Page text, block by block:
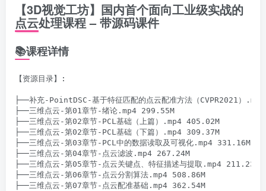
【3D视觉工坊】国内首个面向工业级实战的
点云处理课程 – 带源码课件
📚课程详情
【资源目录】:
├──补充-PointDSC-基于特征匹配的点云配准方法（CVPR2021）
├──三维点云-第01章节-绪论.mp4 299.55M
├──三维点云-第02章节-PCL基础（上篇）.mp4 405.02M
├──三维点云-第02章节-PCL基础（下篇）.mp4 309.37M
├──三维点云-第03章节-PCL中的数据读取及可视化.mp4 331.16M
├──三维点云-第04章节-点云滤波.mp4 267.24M
├──三维点云-第05章节-点云关键点、特征描述与提取.mp4 211.23M
├──三维点云-第06章节-点云分割算法.mp4 508.86M
├──三维点云-第07章节-点云配准基础.mp4 362.54M